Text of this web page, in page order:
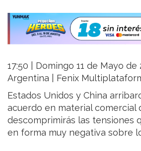
17:50 | Domingo 11 de Mayo de
Argentina | Fenix
Estados Unidos y China
acuerdo en material comercial
descomprimirás las tensiones
en forma muy negativa sobre